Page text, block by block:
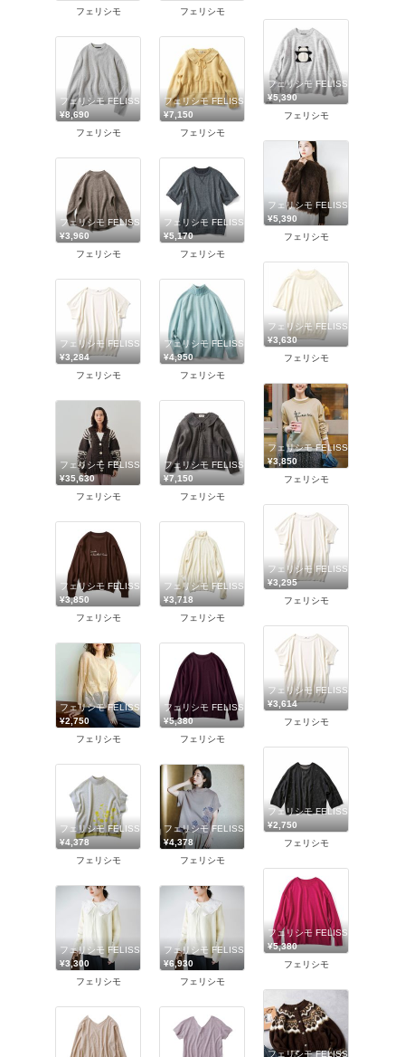
フェリシモ
フェリシモ
フェリシモ FELISSIMO
¥5,390
フェリシモ
フェリシモ FELISSIMO
¥8,690
フェリシモ
フェリシモ FELISSIMO
¥7,150
フェリシモ
フェリシモ FELISSIMO
¥5,390
フェリシモ
フェリシモ FELISSIMO
¥3,960
フェリシモ
フェリシモ FELISSIMO
¥5,170
フェリシモ
フェリシモ FELISSIMO
¥3,630
フェリシモ
フェリシモ FELISSIMO
¥3,284
フェリシモ
フェリシモ FELISSIMO
¥4,950
フェリシモ
フェリシモ FELISSIMO
¥3,850
フェリシモ
フェリシモ FELISSIMO
¥35,630
フェリシモ
フェリシモ FELISSIMO
¥7,150
フェリシモ
フェリシモ FELISSIMO
¥3,295
フェリシモ
フェリシモ FELISSIMO
¥3,850
フェリシモ
フェリシモ FELISSIMO
¥3,718
フェリシモ
フェリシモ FELISSIMO
¥3,614
フェリシモ
フェリシモ FELISSIMO
¥2,750
フェリシモ
フェリシモ FELISSIMO
¥5,380
フェリシモ
フェリシモ FELISSIMO
¥2,750
フェリシモ
フェリシモ FELISSIMO
¥4,378
フェリシモ
フェリシモ FELISSIMO
¥4,378
フェリシモ
フェリシモ FELISSIMO
¥5,380
フェリシモ
フェリシモ FELISSIMO
¥3,300
フェリシモ
フェリシモ FELISSIMO
¥6,930
フェリシモ
フェリシモ FELISSIMO